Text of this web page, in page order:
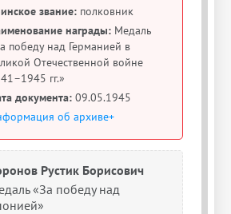
звание: полковник
награды: Медаль
победу над Германией в
Отечественной войне
гг.»
документа: 09.05.1945
об архиве+
Рустик Борисович
«За победу над